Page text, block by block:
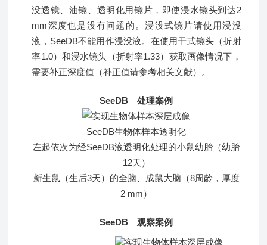
没透镜、油镜、透明化用镜片，即使浸水镜头到达2
mm深度也是没有问题的。浸没式镜片请使用浸没
液，SeeDB不能用作浸没液。在使用干式镜头（折射
率1.0）和浸水镜头（折射率1.33）获取画像情况下，
需要补正深度值（补正值请参考相关文献）。
SeeDB 处理案例
SeeDB生物体样本透明化
左起依次为经SeeDB液透明化处理的小鼠幼胎（幼胎
12天）
新生鼠（生后3天）的全脑、成鼠大脑（8周龄，厚度
2 mm）
SeeDB 观察案例